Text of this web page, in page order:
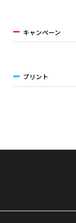
キャンペーン
プリント